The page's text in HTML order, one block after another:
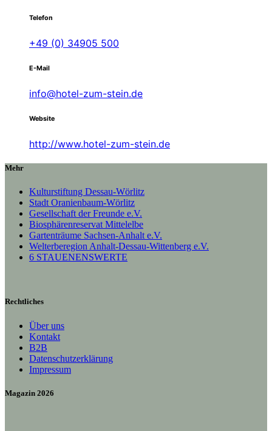
Telefon
+49 (0) 34905 500
E-Mail
info@hotel-zum-stein.de
Website
http://www.hotel-zum-stein.de
Mehr
Kulturstiftung Dessau-Wörlitz
Stadt Oranienbaum-Wörlitz
Gesellschaft der Freunde e.V.
Biosphärenreservat Mittelelbe
Gartenträume Sachsen-Anhalt e.V.
Welterberegion Anhalt-Dessau-Wittenberg e.V.
6 STAUENENSWERTE
Rechtliches
Über uns
Kontakt
B2B
Datenschutzerklärung
Impressum
Magazin 2026